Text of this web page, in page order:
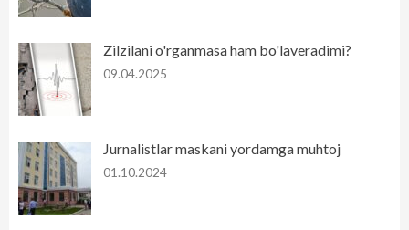
Zilzilani o'rganmasa ham bo'laveradimi?
09.04.2025
Jurnalistlar maskani yordamga muhtoj
01.10.2024